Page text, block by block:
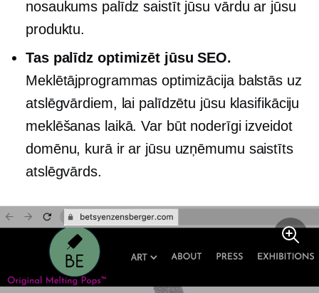
nosaukums palīdz saistīt jūsu vārdu ar jūsu
produktu.
Tas palīdz optimizēt jūsu SEO.
Meklētājprogrammas optimizācija balstās uz
atslēgvārdiem, lai palīdzētu jūsu klasifikāciju
meklēšanas laikā. Var būt noderīgi izveidot
domēnu, kurā ir ar jūsu uzņēmumu saistīts
atslēgvārds.